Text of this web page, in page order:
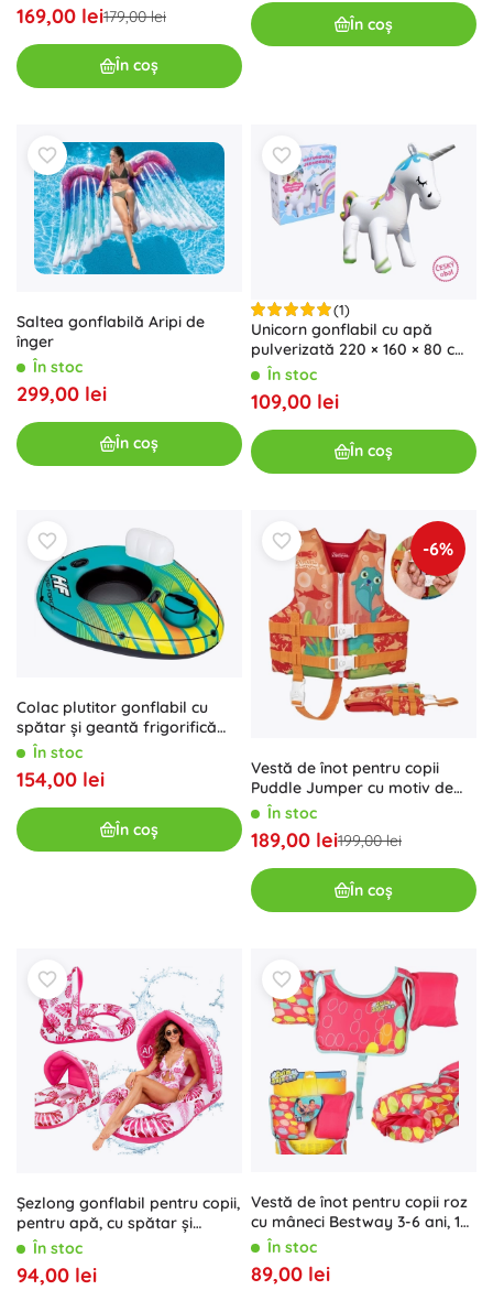
169,00 lei179,00 lei
În coș
În coș
Saltea gonflabilă Aripi de
înger
În stoc
299,00 lei
În coș
(1)
Unicorn gonflabil cu apă
pulverizată 220 × 160 × 80 cm
– ambalaj în limba cehă
În stoc
109,00 lei
În coș
Colac plutitor gonflabil cu
spătar și geantă frigorifică
169 × 137 cm Bestway
În stoc
154,00 lei
În coș
-6%
Vestă de înot pentru copii
Puddle Jumper cu motiv de
morsă
În stoc
189,00 lei199,00 lei
În coș
Șezlong gonflabil pentru copii,
pentru apă, cu spătar și
copertină de soare, roz
În stoc
94,00 lei
Vestă de înot pentru copii roz
cu mâneci Bestway 3-6 ani, 19-
30 kg
În stoc
89,00 lei